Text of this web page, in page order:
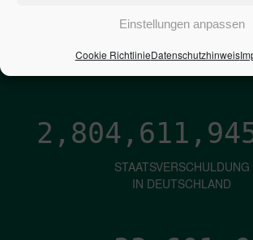
Einstellungen anpassen
Cookie RichtlinieDatenschutzhinweis
1,601€
ZINSEN
STAATSVERSCHULDUNG
IN DEUTSCHLAND